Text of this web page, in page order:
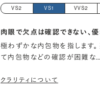
VS2 VS1 VVS2
肉眼で欠点は確認できない、
極わずかな内包物を指します
て内包物などの確認が困難な…
クラリティについて